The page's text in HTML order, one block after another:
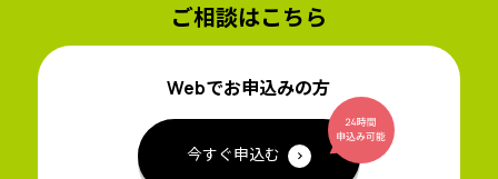
ご相談はこちら
Webでお申込みの方
今すぐ申込む